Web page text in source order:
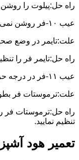
راه حل:پیلوت را روشن
عیب ۱۰-فر روشن نمی شود.
علت:تایمر در وضع
راه حل:تایمر فر را
عیب ۱۱-فر در درجه حرارت تنظیم شده نگهداری نمی شود.
علت:ترموستات فر
راه حل:ترموستات فر
تنظیم نمایید.
تعمیر هود